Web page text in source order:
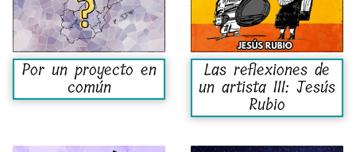
Por un proyecto en
común
Las reflexiones de
un artista III: Jesús
Rubio